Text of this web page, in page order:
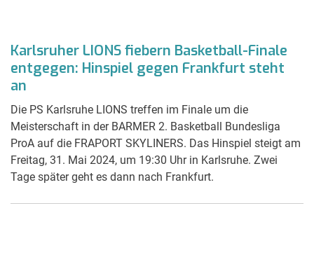
Karlsruher LIONS fiebern Basketball-Finale
entgegen: Hinspiel gegen Frankfurt steht
an
Die PS Karlsruhe LIONS treffen im Finale um die
Meisterschaft in der BARMER 2. Basketball Bundesliga
ProA auf die FRAPORT SKYLINERS. Das Hinspiel steigt am
Freitag, 31. Mai 2024, um 19:30 Uhr in Karlsruhe. Zwei
Tage später geht es dann nach Frankfurt.